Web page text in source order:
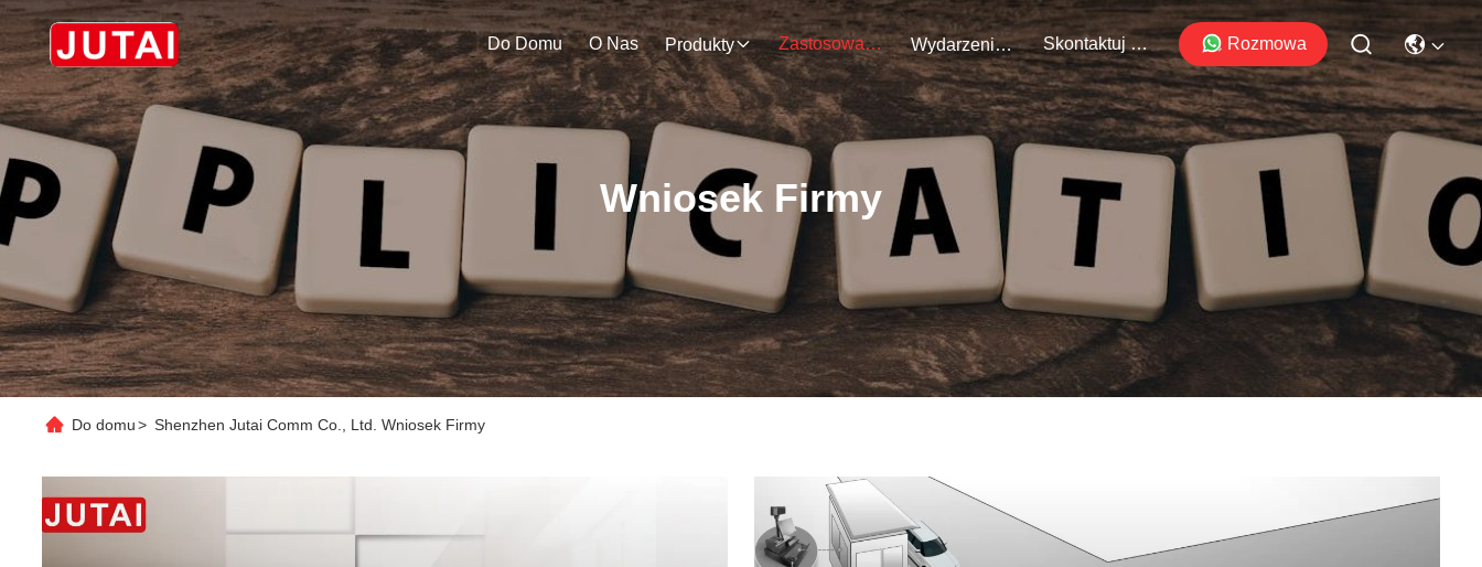
Do Domu O Nas Produkty Zastosowanie Wydarzenia Skontaktuj Się Z Nami Rozmowa
Wniosek Firmy
Do domu> Shenzhen Jutai Comm Co., Ltd. Wniosek Firmy